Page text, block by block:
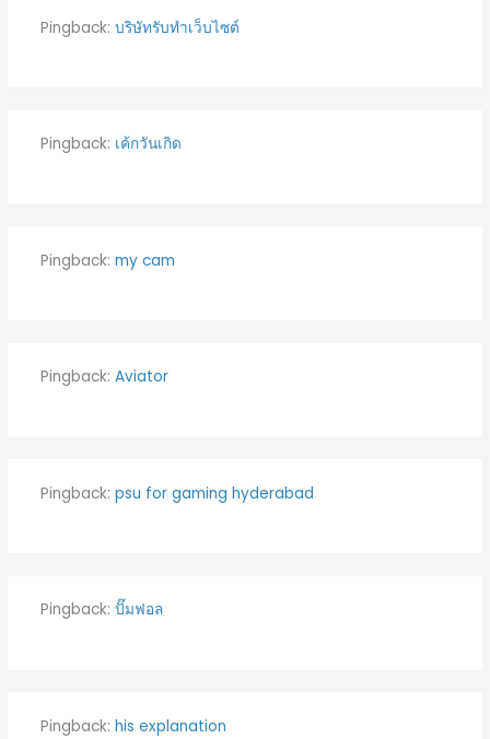
Pingback: บริษัทรับทำเว็บไซต์
Pingback: เค้กวันเกิด
Pingback: my cam
Pingback: Aviator
Pingback: psu for gaming hyderabad
Pingback: ปั๊มฟอล
Pingback: his explanation